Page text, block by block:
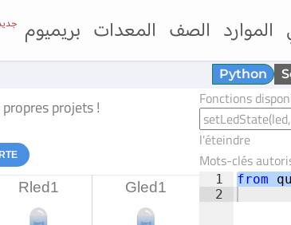
الموارد الصف المعدات بريميوم
Python